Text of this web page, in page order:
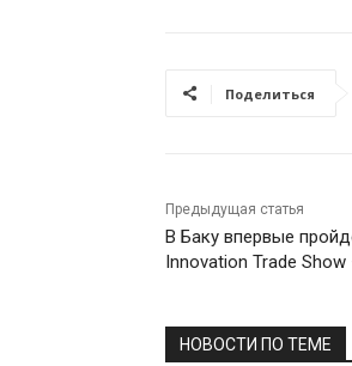
Поделиться
Предыдущая статья
В Баку впервые
Innovation Trade
НОВОСТИ ПО ТЕМЕ